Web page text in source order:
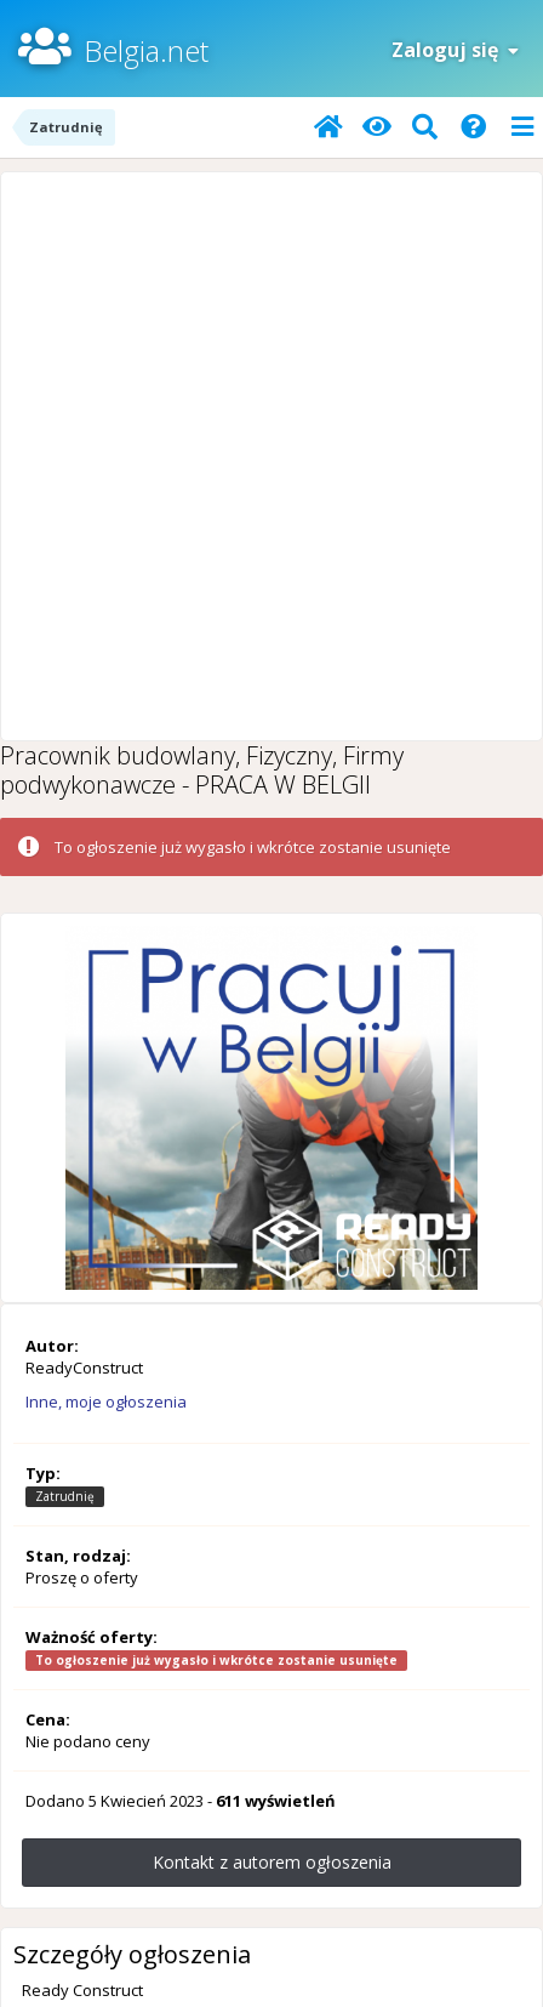
Belgia.net Zaloguj się
Zatrudnię
Pracownik budowlany, Fizyczny, Firmy
podwykonawcze - PRACA W BELGII
To ogłoszenie już wygasło i wkrótce zostanie usunięte
Autor:
ReadyConstruct
Inne, moje ogłoszenia
Typ:
Zatrudnię
Stan, rodzaj:
Proszę o oferty
Ważność oferty:
To ogłoszenie już wygasło i wkrótce zostanie usunięte
Cena:
Nie podano ceny
Dodano 5 Kwiecień 2023 - 611 wyświetleń
Kontakt z autorem ogłoszenia
Szczegóły ogłoszenia
Ready Construct